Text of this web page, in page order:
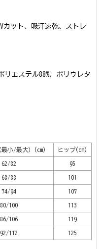
カット、吸汗速乾、ストレ
エステル88%、ポリウレタ
最小/最大）(cm) ヒップ(cm)
62/82 95
68/88 101
74/94 107
80/100 113
86/106 119
92/112 125